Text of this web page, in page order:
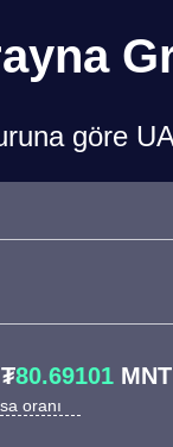
göre
80.69101 MNT
oranı